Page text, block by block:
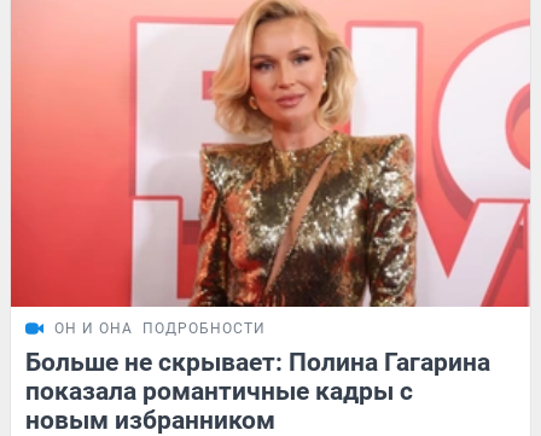
ОН И ОНА ПОДРОБНОСТИ
Больше не скрывает: Полина Гагарина
показала романтичные кадры с
новым избранником